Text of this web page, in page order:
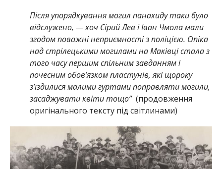
Після упорядкування могил панахиду таки було
відслужено, — хоч Сірий Лев і Іван Чмола мали
згодом поважні неприємності з поліцією. Опіка
над стрілецькими могилами на Маківці стала з
того часу першим спільним завданням і
почесним обовʼязком пластунів, які щороку
зʼїздилися малими гуртами поправляти могили,
засаджувати квіти тощо” (продовження
оригінального тексту під світлинами)